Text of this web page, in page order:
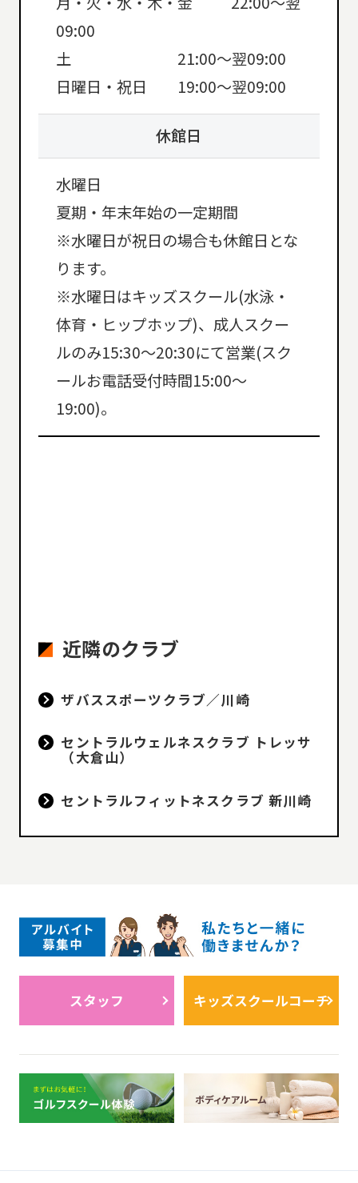
09:00
土 21:00～翌09:00
日曜日・祝日 19:00～翌09:00
休館日
水曜日
夏期・年末年始の一定期間
※水曜日が祝日の場合も休館日とな
ります。
※水曜日はキッズスクール(水泳・
体育・ヒップホップ)、成人スクー
ルのみ15:30〜20:30にて営業(スク
ールお電話受付時間15:00〜
19:00)。
近隣のクラブ
ザバススポーツクラブ／川崎
セントラルウェルネスクラブ トレッサ
（大倉山）
セントラルフィットネスクラブ 新川崎
スタッフ キッズスクールコーチ